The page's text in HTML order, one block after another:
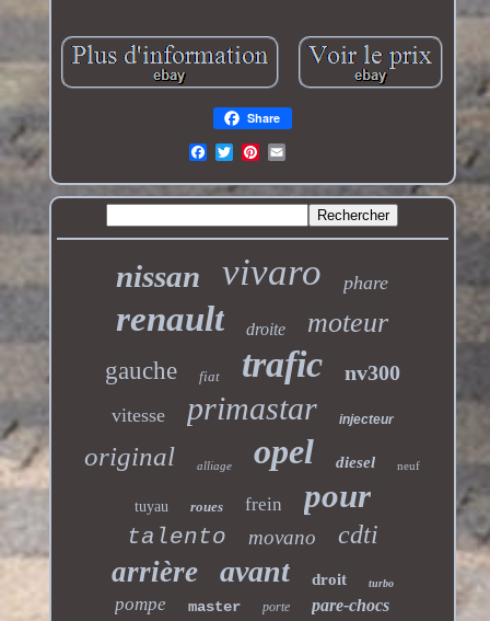
Share
nissan vivaro phare
renault droite moteur
gauche fiat trafic nv300
vitesse primastar injecteur
original alliage opel diesel neuf
tuyau roues frein pour
talento movano cdti
arrière avant droit turbo
pompe master porte pare-chocs